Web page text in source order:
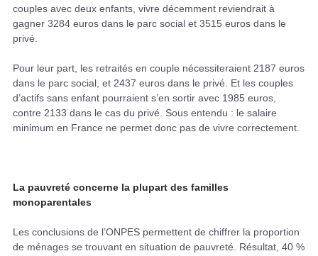
couples avec deux enfants, vivre décemment reviendrait à
gagner 3284 euros dans le parc social et 3515 euros dans le
privé.
Pour leur part, les retraités en couple nécessiteraient 2187 euros
dans le parc social, et 2437 euros dans le privé. Et les couples
d’actifs sans enfant pourraient s’en sortir avec 1985 euros,
contre 2133 dans le cas du privé. Sous entendu : le salaire
minimum en France ne permet donc pas de vivre correctement.
La pauvreté concerne la plupart des familles
monoparentales
Les conclusions de l’ONPES permettent de chiffrer la proportion
de ménages se trouvant en situation de pauvreté. Résultat, 40 %